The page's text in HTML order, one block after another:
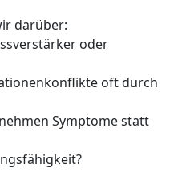
darüber:
oder
oft durch
Symptome statt